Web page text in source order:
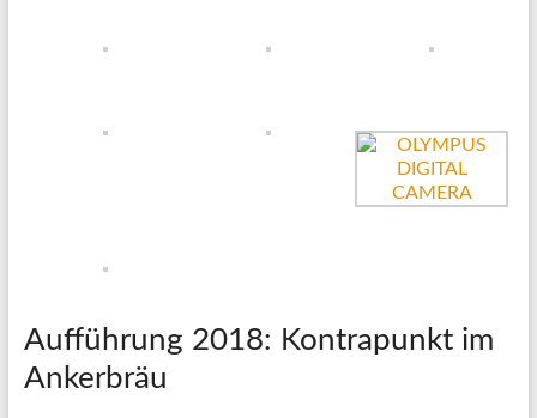
Aufführung 2018: Kontrapunkt im
Ankerbräu